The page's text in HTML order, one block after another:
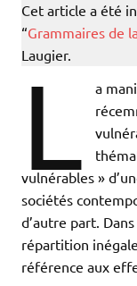
Cet article a été
“Grammaires de
Laugier.
L
a
vulnérables »
sociétés
d’autre part.
répartition
référence aux